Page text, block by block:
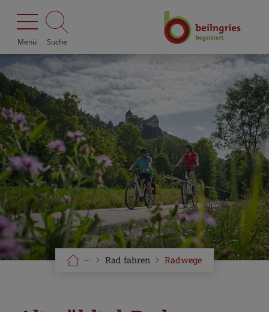
Menü Suche
Radwege
Rad fahren
···